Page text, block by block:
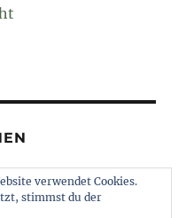
verwendet Cookies.
stimmst du der